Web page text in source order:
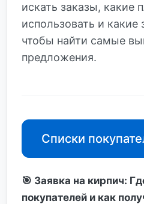
искать заказы, какие
использовать и какие
чтобы найти самые
предложения.
Списки
🎯 Заявка на кирпич:
покупателей и как